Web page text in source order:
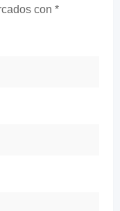
con *